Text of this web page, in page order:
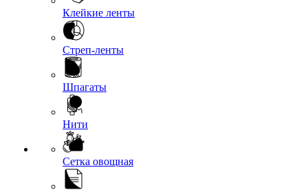
Клейкие ленты
Стреп-ленты
Шпагаты
Нити
Сетка овощная